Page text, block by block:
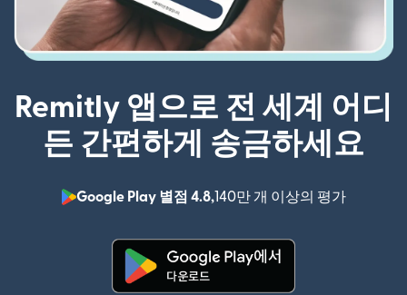
Remitly 앱으로 전 세계 어디
든 간편하게 송금하세요
Google Play 별점 4.8,140만 개 이상의 평가